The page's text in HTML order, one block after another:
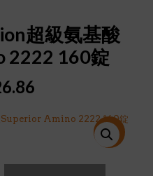
超級氨基酸
2222 160錠
Current
is:
特價!